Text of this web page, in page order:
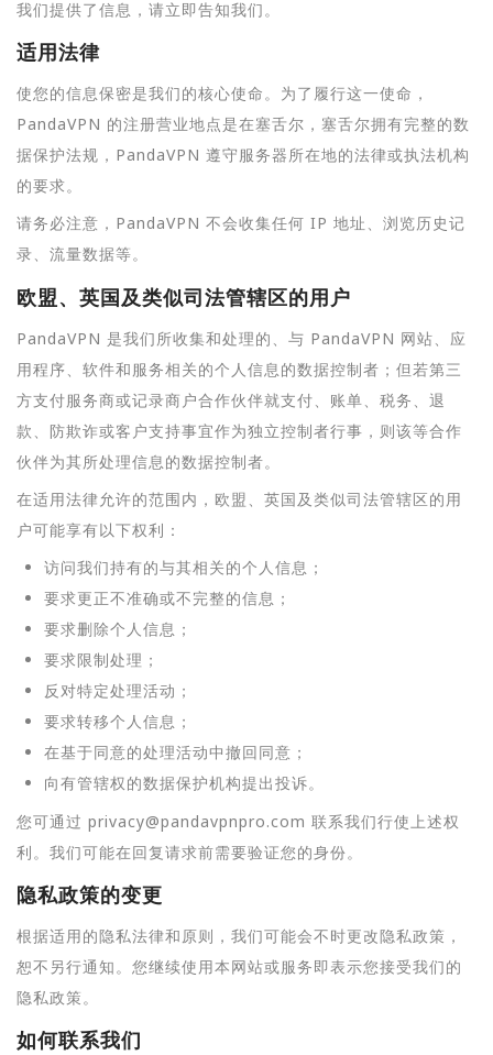
我们提供了信息，请立即告知我们。
适用法律
使您的信息保密是我们的核心使命。为了履行这一使命，
PandaVPN 的注册营业地点是在塞舌尔，塞舌尔拥有完整的数
据保护法规，PandaVPN 遵守服务器所在地的法律或执法机构
的要求。
请务必注意，PandaVPN 不会收集任何 IP 地址、浏览历史记
录、流量数据等。
欧盟、英国及类似司法管辖区的用户
PandaVPN 是我们所收集和处理的、与 PandaVPN 网站、应
用程序、软件和服务相关的个人信息的数据控制者；但若第三
方支付服务商或记录商户合作伙伴就支付、账单、税务、退
款、防欺诈或客户支持事宜作为独立控制者行事，则该等合作
伙伴为其所处理信息的数据控制者。
在适用法律允许的范围内，欧盟、英国及类似司法管辖区的用
户可能享有以下权利：
访问我们持有的与其相关的个人信息；
要求更正不准确或不完整的信息；
要求删除个人信息；
要求限制处理；
反对特定处理活动；
要求转移个人信息；
在基于同意的处理活动中撤回同意；
向有管辖权的数据保护机构提出投诉。
您可通过 privacy@pandavpnpro.com 联系我们行使上述权
利。我们可能在回复请求前需要验证您的身份。
隐私政策的变更
根据适用的隐私法律和原则，我们可能会不时更改隐私政策，
恕不另行通知。您继续使用本网站或服务即表示您接受我们的
隐私政策。
如何联系我们